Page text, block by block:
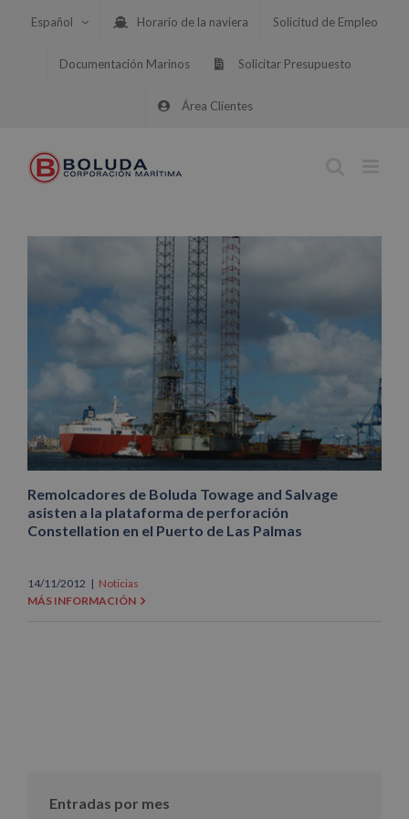
Español Horario de la naviera Solicitud de Empleo
Documentación Marinos Solicitar Presupuesto
Área Clientes
Remolcadores de Boluda Towage and Salvage
asisten a la plataforma de perforación
Constellation en el Puerto de Las Palmas
14/11/2012 | Noticias
MÁS INFORMACIÓN
Entradas por mes